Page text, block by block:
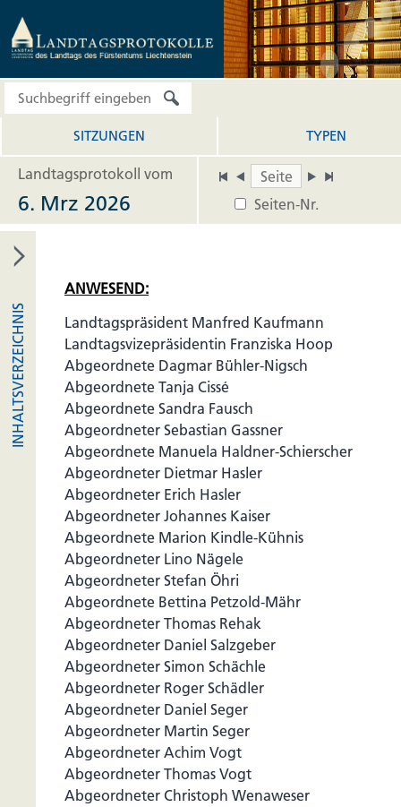
SITZUNGEN TYPEN
Landtagsprotokoll vom
Seiten-Nr.
6. Mrz 2026
INHALTSVERZEICHNIS
ANWESEND:
Landtagspräsident Manfred Kaufmann
Landtagsvizepräsidentin Franziska Hoop
Abgeordnete Dagmar Bühler-Nigsch
Abgeordnete Tanja Cissé
Abgeordnete Sandra Fausch
Abgeordneter Sebastian Gassner
Abgeordnete Manuela Haldner-Schierscher
Abgeordneter Dietmar Hasler
Abgeordneter Erich Hasler
Abgeordneter Johannes Kaiser
Abgeordnete Marion Kindle-Kühnis
Abgeordneter Lino Nägele
Abgeordneter Stefan Öhri
Abgeordnete Bettina Petzold-Mähr
Abgeordneter Thomas Rehak
Abgeordneter Daniel Salzgeber
Abgeordneter Simon Schächle
Abgeordneter Roger Schädler
Abgeordneter Daniel Seger
Abgeordneter Martin Seger
Abgeordneter Achim Vogt
Abgeordneter Thomas Vogt
Abgeordneter Christoph Wenaweser